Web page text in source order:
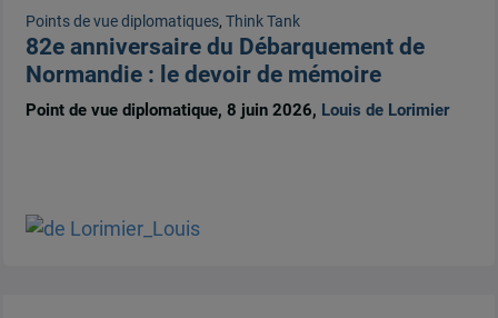
Points de vue diplomatiques, Think Tank
82e anniversaire du Débarquement de
Normandie : le devoir de mémoire
Point de vue diplomatique, 8 juin 2026, Louis de Lorimier